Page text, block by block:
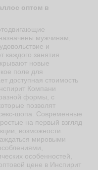
оптом в
мужчинам,
и
каждого занятия
новые
поле для
доступная стоимость
Компани
формы, с
позволят
шопа. Современные
на первый взгляд
возможности.
мировыми
особенностей,
цене в Инспирит